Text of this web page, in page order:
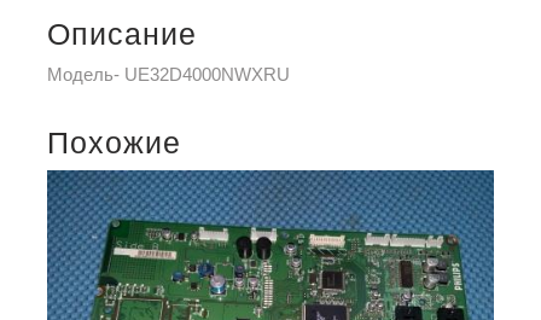
Описание
Модель- UE32D4000NWXRU
Похожие